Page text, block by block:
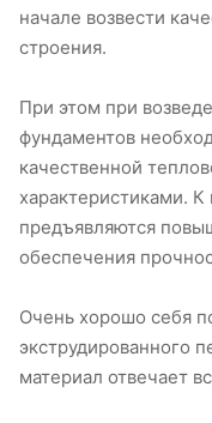
начале возвести
строения.
При этом при
фундаментов
качественной
характеристиками.
предъявляются
обеспечения
Очень хорошо себя
экструдированного
материал отвечает